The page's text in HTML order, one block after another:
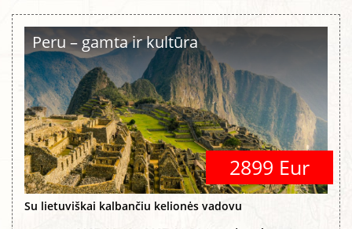
Peru – gamta ir kultūra
2899 Eur
Su lietuviškai kalbančiu kelionės vadovu